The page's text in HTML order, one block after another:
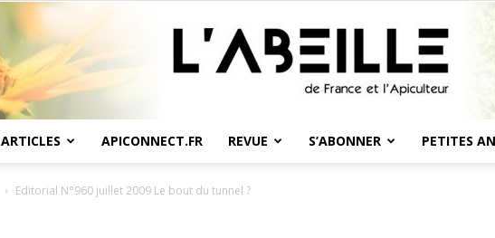
ARTICLES APICONNECT.FR REVUE S’ABONNER PETITES
Editorial N°960 juillet 2009 Le bout du tunnel ?